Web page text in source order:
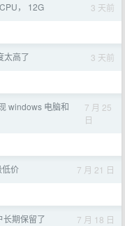
， 12G 3 天前
太高了 3 天前
windows 电脑和
7 月 25
日
价 7 月 21 日
长期保留了 7 月 18 日